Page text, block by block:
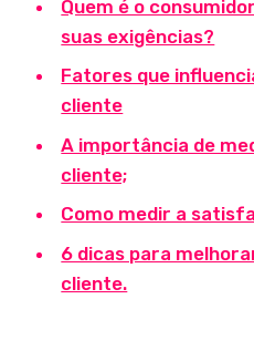
Quem é o
suas exigências?
Fatores que
cliente
A importância de
cliente;
Como medir a
6 dicas para
cliente.